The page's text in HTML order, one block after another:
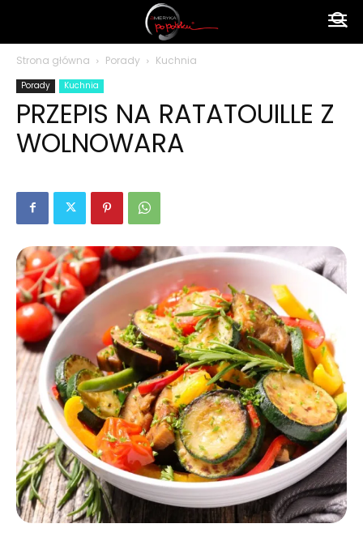
Strona główna Porady Kuchnia
Porady Kuchnia
PRZEPIS NA RATATOUILLE Z
WOLNOWARA